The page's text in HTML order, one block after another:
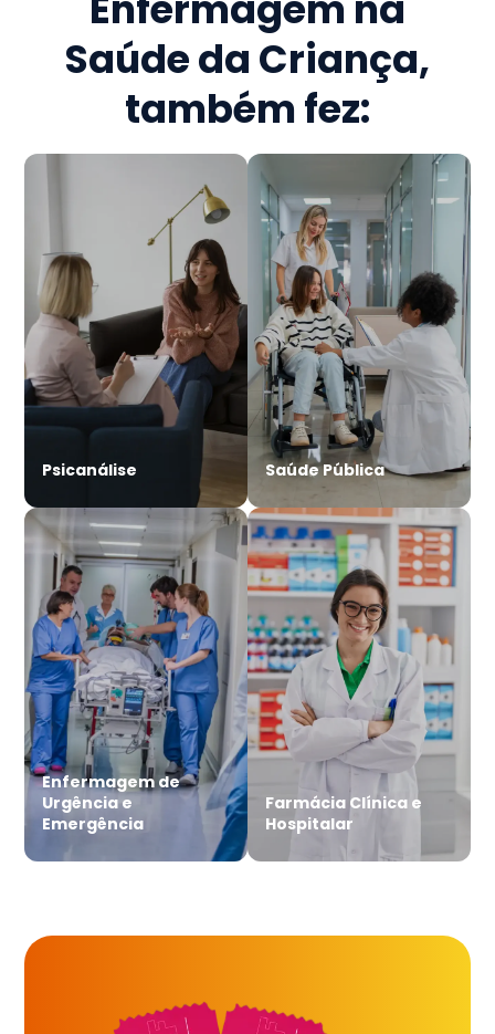
Saúde da Criança,
também fez:
Psicanálise Saúde Pública
Enfermagem de
Urgência e
Emergência
Farmácia Clínica e
Hospitalar